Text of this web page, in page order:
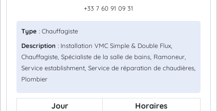
+33 7 60 91 09 31
Type : Chauffagiste
Description : Installation VMC Simple & Double Flux,
Chauffagiste, Spécialiste de la salle de bains, Ramoneur,
Service establishment, Service de réparation de chaudières,
Plombier
Jour
Horaires